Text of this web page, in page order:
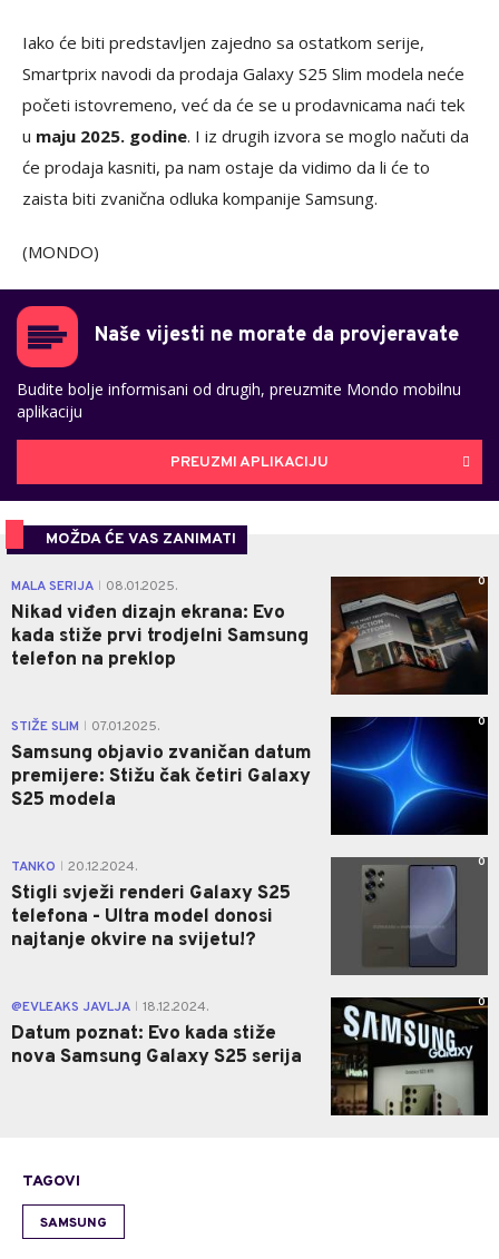
Iako će biti predstavljen zajedno sa ostatkom serije,
Smartprix navodi da prodaja Galaxy S25 Slim modela neće
početi istovremeno, već da će se u prodavnicama naći tek
u maju 2025. godine. I iz drugih izvora se moglo načuti da
će prodaja kasniti, pa nam ostaje da vidimo da li će to
zaista biti zvanična odluka kompanije Samsung.
(MONDO)
Naše vijesti ne morate da provjeravate
Budite bolje informisani od drugih, preuzmite Mondo mobilnu
aplikaciju
PREUZMI APLIKACIJU
MOŽDA ĆE VAS ZANIMATI
MALA SERIJA 08.01.2025.
Nikad viđen dizajn ekrana: Evo
kada stiže prvi trodjelni Samsung
telefon na preklop
0
STIŽE SLIM 07.01.2025.
Samsung objavio zvaničan datum
premijere: Stižu čak četiri Galaxy
S25 modela
0
TANKO 20.12.2024.
Stigli svježi renderi Galaxy S25
telefona - Ultra model donosi
najtanje okvire na svijetu!?
0
@EVLEAKS JAVLJA 18.12.2024.
Datum poznat: Evo kada stiže
nova Samsung Galaxy S25 serija
0
TAGOVI
SAMSUNG